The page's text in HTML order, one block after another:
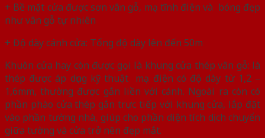
+ Bề mặt cửa được sơn vân gỗ, mạ tĩnh điện và bóng đẹp
như vân gỗ tự nhiên
+ Độ dày cánh cửa: Tổng độ dày lên đến 50m
Khuôn cửa hay còn được gọi là khung cửa thép vân gỗ: là
thép được áp dụng kỹ thuật mạ điện có độ dày từ 1,2 –
1,6mm, thường được gắn liền với cánh. Ngoài ra còn có
phần phào cửa thép gắn trực tiếp với khung cửa, lắp đặt
vào phần tường nhà, giúp cho phần diện tích dịch chuyển
giữa tường và cửa trở nên đẹp mắt.